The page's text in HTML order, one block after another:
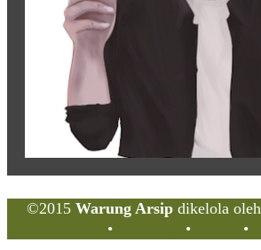
©2015 Warung Arsip dikelola oleh
• • •